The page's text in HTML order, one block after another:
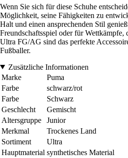
Wenn Sie sich für diese Schuhe
Möglichkeit, seine Fähigkeiten zu
Halt und einen ansprechenden Stil
Freundschaftsspiel oder für Wettkämpfe,
Ultra FG/AG sind das perfekte
Fußballer.
Zusätzliche Informationen
Marke
Puma
Farbe
schwarz/rot
Farbe
Schwarz
Geschlecht
Gemischt
Altersgruppe
Junior
Merkmal
Trockenes Land
Sortiment
Ultra
Hauptmaterial synthetisches Material